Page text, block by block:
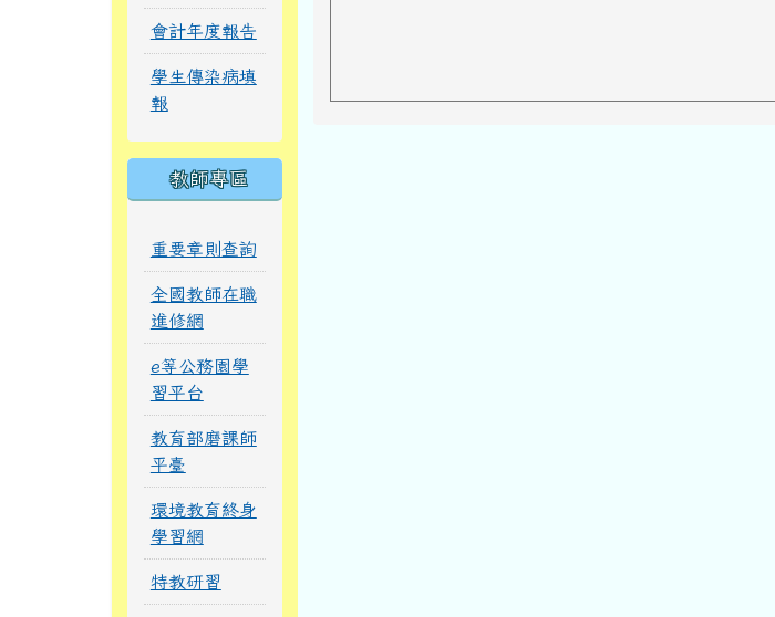
會計年度報告
學生傳染病填
報
教師專區
重要章則查詢
全國教師在職
進修網
e等公務園學
習平台
教育部磨課師
平臺
環境教育終身
學習網
特教研習